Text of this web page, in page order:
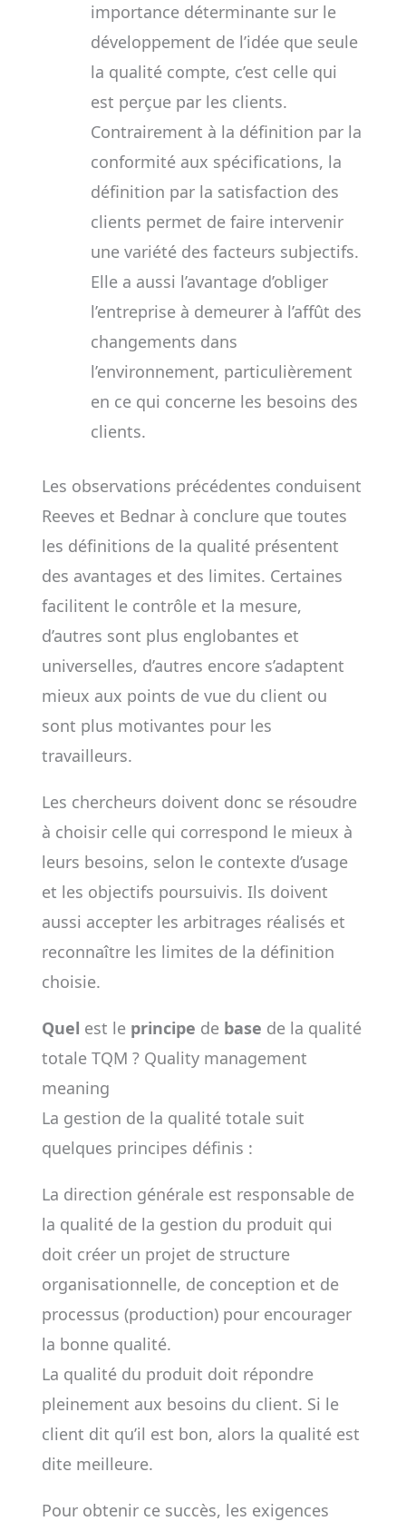
importance déterminante sur le
développement de l’idée que seule
la qualité compte, c’est celle qui
est perçue par les clients.
Contrairement à la définition par la
conformité aux spécifications, la
définition par la satisfaction des
clients permet de faire intervenir
une variété des facteurs subjectifs.
Elle a aussi l’avantage d’obliger
l’entreprise à demeurer à l’affût des
changements dans
l’environnement, particulièrement
en ce qui concerne les besoins des
clients.
Les observations précédentes conduisent
Reeves et Bednar à conclure que toutes
les définitions de la qualité présentent
des avantages et des limites. Certaines
facilitent le contrôle et la mesure,
d’autres sont plus englobantes et
universelles, d’autres encore s’adaptent
mieux aux points de vue du client ou
sont plus motivantes pour les
travailleurs.
Les chercheurs doivent donc se résoudre
à choisir celle qui correspond le mieux à
leurs besoins, selon le contexte d’usage
et les objectifs poursuivis. Ils doivent
aussi accepter les arbitrages réalisés et
reconnaître les limites de la définition
choisie.
Quel est le principe de base de la qualité
totale TQM ? Quality management
meaning
La gestion de la qualité totale suit
quelques principes définis :
La direction générale est responsable de
la qualité de la gestion du produit qui
doit créer un projet de structure
organisationnelle, de conception et de
processus (production) pour encourager
la bonne qualité.
La qualité du produit doit répondre
pleinement aux besoins du client. Si le
client dit qu’il est bon, alors la qualité est
dite meilleure.
Pour obtenir ce succès, les exigences